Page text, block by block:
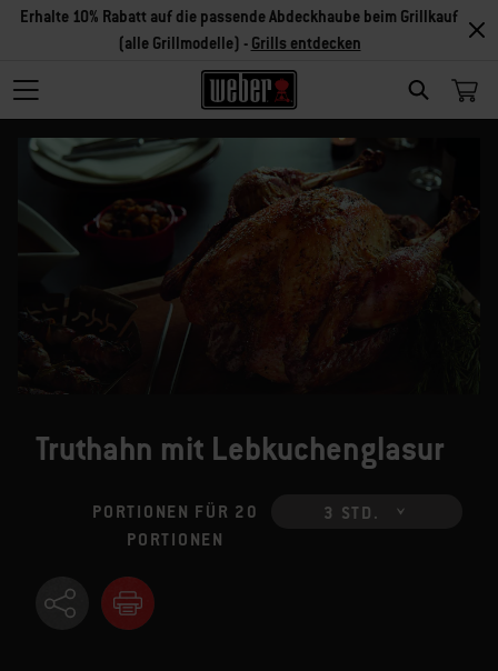
SEARCH
Erhalte 10% Rabatt auf die passende Abdeckhaube beim Grillkauf
(alle Grillmodelle) - Grills entdecken
Truthahn mit Lebkuchenglasur
PORTIONEN FÜR 20
PORTIONEN
3 STD.